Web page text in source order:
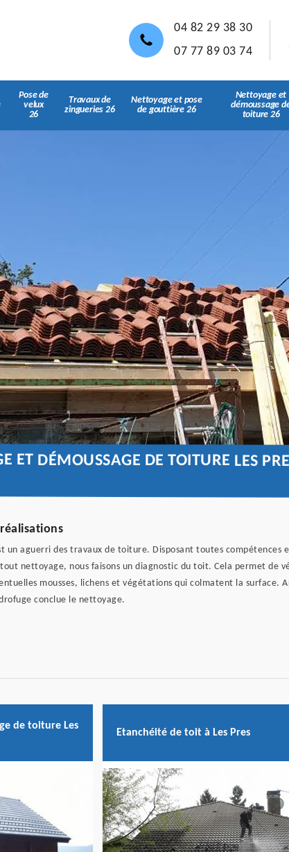
04 82 29 38 30
07 77 89 03 74
Pose de
velux
26
Travaux de
zingueries 26
Nettoyage et pose
de gouttière 26
Nettoyage et
démoussage
toiture 26
ET DÉMOUSSAGE DE TOITURE LES
un aguerri des travaux de toiture. Disposant toutes
nettoyage, nous faisons un diagnostic du toit. Cela permet
mousses, lichens et végétations qui colmatent la surface.
conclue le nettoyage.
de toiture Les
Etanchéité de toit à Les Pres